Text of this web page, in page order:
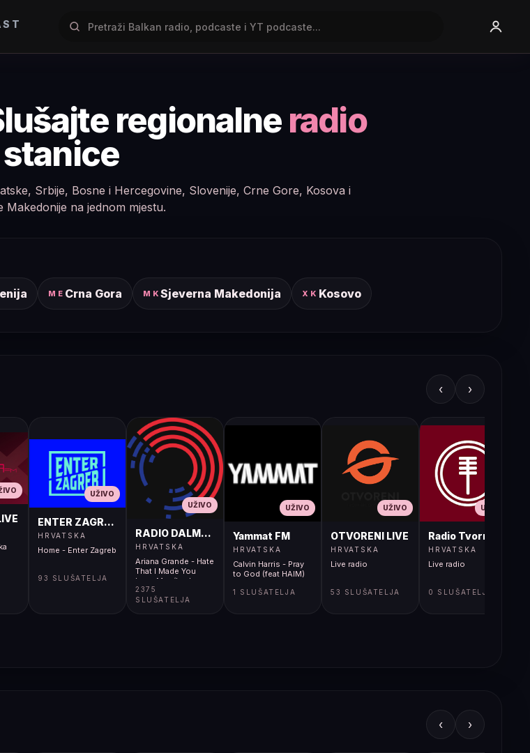
regionalne radio
stanice
Srbije, Bosne i Hercegovine, Slovenije, Crne Gore, Kosova i
Makedonije na jednom mjestu.
ME Crna Gora MKSjeverna Makedonija XK Kosovo
‹ ›
UŽIVO
ENTER ZAGREB LIVE
HRVATSKA
Home - Enter Zagreb
93 SLUŠATELJA
UŽIVO
RADIO DALMACIJA LIVE
HRVATSKA
Ariana Grande - Hate
That I Made You
Love Me</body>
</html>
2375
SLUŠATELJA
UŽIVO
Yammat FM
HRVATSKA
Calvin Harris - Pray
to God (feat HAIM)
1 SLUŠATELJA
UŽIVO
OTVORENI LIVE
HRVATSKA
Live radio
53 SLUŠATELJA
UŽIVO
Radio Tvornica
HRVATSKA
Live radio
0 SLUŠATELJA
‹ ›